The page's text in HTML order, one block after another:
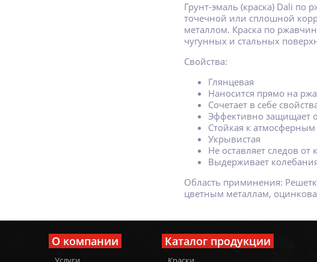
Грунт-эмаль (краска) Dali по
точечной или сплошной
металлом. Краска по
чугунных и стальных
Свойства:
Глянцевая
Наносится прямо на
Сочетает в себе
Эффективно защищает
Стойкая к
Укрывистая
Не оставляет следов от
Выдерживает
Область приминения:
цветным металлам,
О компании Каталог продукции